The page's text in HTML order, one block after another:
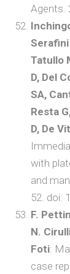
Agents.
Tatullo
D, Del
SA,
Resta
D, De
with
and
52. doi:
F.
N.
Foti:
case